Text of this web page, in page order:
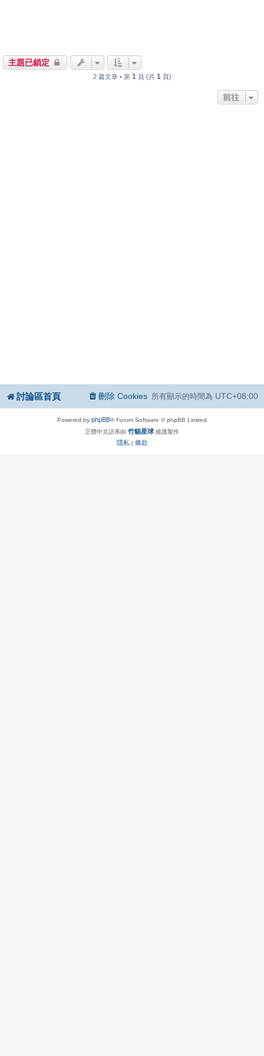
主題已鎖定
2 篇文章 • 第 1 頁 (共 1 頁)
前往
討論區首頁 所有顯示的時間為 UTC+08:00
刪除 Cookies
Powered by phpBB® Forum Software © phpBB Limited
正體中文語系由 竹貓星球 維護製作
隱私 | 條款